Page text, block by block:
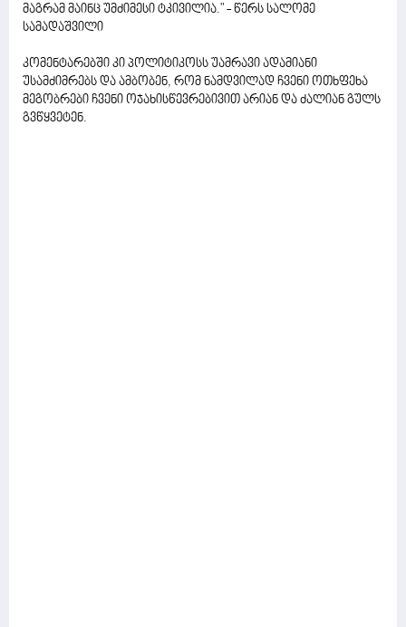
მაგრამ მაინც უმძიმესი ტკივილია." - წერს სალომე
სამადაშვილი
კომენტარებში კი პოლიტიკოსს უამრავი ადამიანი
უსამძიმრებს და ამბობენ, რომ ნამდვილად ჩვენი ოთხფეხა
მეგობრები ჩვენი ოჯახისწევრებივით არიან და ძალიან გულს
გვწყვეტენ.